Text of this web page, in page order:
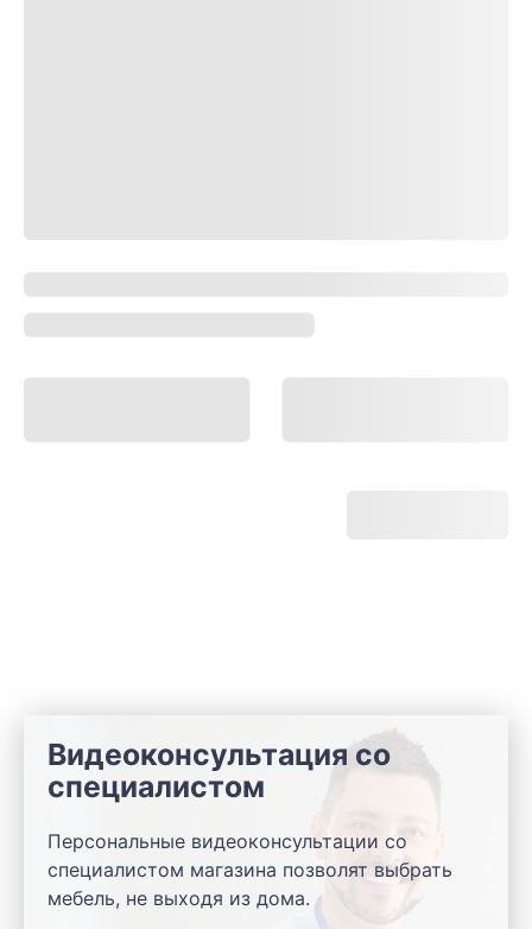
Видеоконсультация со
специалистом
Персональные видеоконсультации со
специалистом магазина позволят выбрать
мебель, не выходя из дома.